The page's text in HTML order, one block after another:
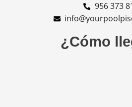
956 373
¿Cómo